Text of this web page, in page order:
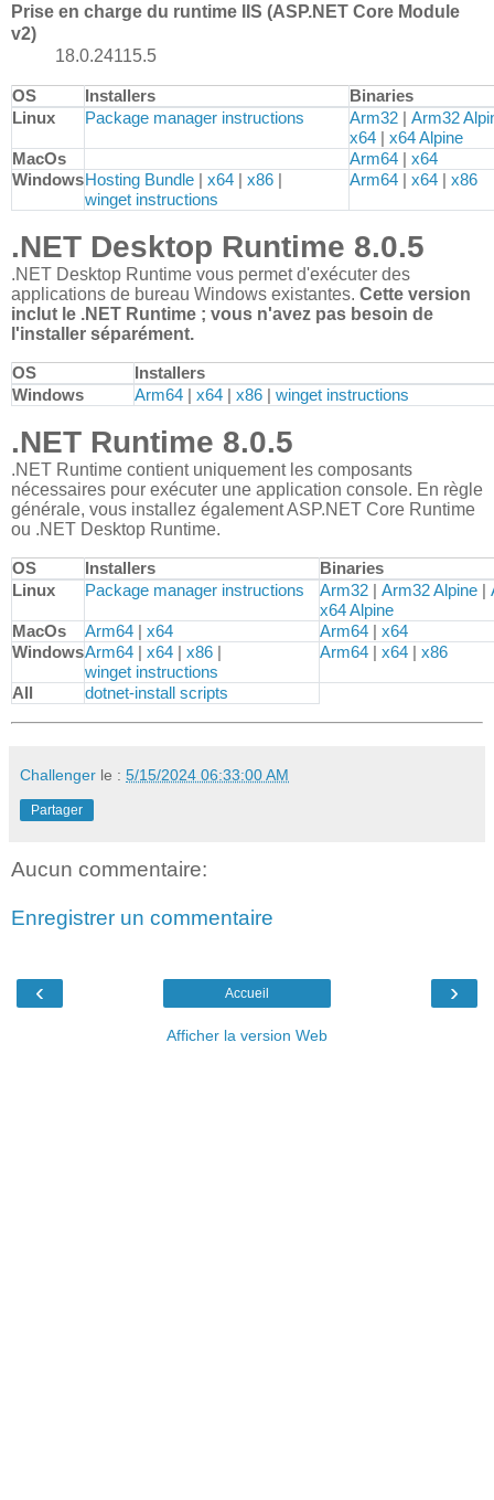
Prise en charge du runtime IIS (ASP.NET Core Module
v2)
18.0.24115.5
Downloads for ASP.NET Core 8.0 Runtime (v8.0.5)
OS Installers
Binaries
Linux
Package manager instructions Arm32 | Arm32
x64 | x64 Alpine
MacOs
Arm64 | x64
WindowsHosting Bundle | x64 | x86 |
winget instructions
Arm64 | x64 | x86
.NET Desktop Runtime 8.0.5
.NET Desktop Runtime vous permet d'exécuter des
applications de bureau Windows existantes. Cette version
inclut le .NET Runtime ; vous n'avez pas besoin de
l'installer séparément.
Downloads for .NET 8.0 Desktop Runtime (v8.0.5)
OS
Installers
Windows
Arm64 | x64 | x86 | winget instructions
.NET Runtime 8.0.5
.NET Runtime contient uniquement les composants
nécessaires pour exécuter une application console. En règle
générale, vous installez également ASP.NET Core Runtime
ou .NET Desktop Runtime.
Downloads for .NET 8.0 Runtime (v8.0.5)
OS Installers
Binaries
Linux
Package manager instructions Arm32 | Arm32 Alpine |
x64 Alpine
MacOs
Arm64 | x64 Arm64 | x64
WindowsArm64 | x64 | x86 |
winget instructions
Arm64 | x64 | x86
All dotnet-install scripts
Challenger le : 5/15/2024 06:33:00 AM
Partager
Aucun commentaire:
Enregistrer un commentaire
‹ ›
Accueil
Afficher la version Web